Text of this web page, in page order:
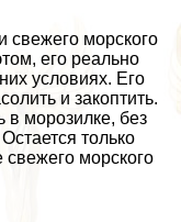
свежего морского
его реально
условиях. Его
и закоптить.
в морозилке, без
только
морского